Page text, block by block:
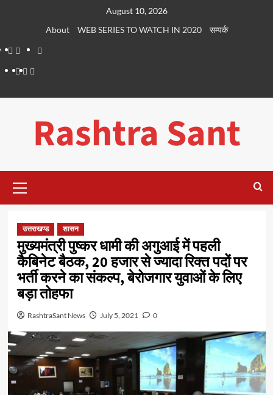
August 10, 2026
About
WEB SERIES TO WATCH IN 2020
सम्पर्क
About
WEB
SERIES
Dehradun
LifePlaces
सम्पर्क
Rashtra Sant
Menu
उत्तराखण्ड शासन
मुख्यमंत्री पुष्कर धामी की अगुआई में पहली
कैबिनेट बैठक, 20 हजार से ज्यादा रिक्त पदों पर
भर्ती करने का संकल्प, बेरोजगार युवाओं के लिए
बड़ा तोहफा
RashtraSant News July 5, 2021 0